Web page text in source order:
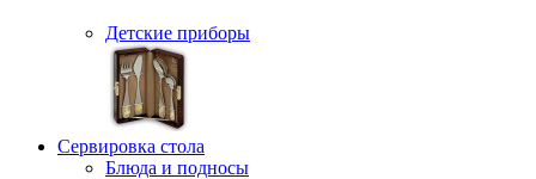
Детские приборы
Сервировка стола
Блюда и подносы